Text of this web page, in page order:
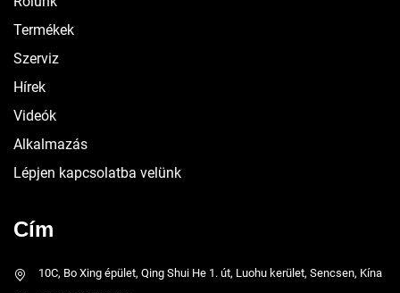
Termékek
Szerviz
Hírek
Videók
Alkalmazás
Lépjen kapcsolatba velünk
Cím
10C, Bo Xing épület, Qing Shui He 1. út, Luohu kerület, Sencsen, Kína